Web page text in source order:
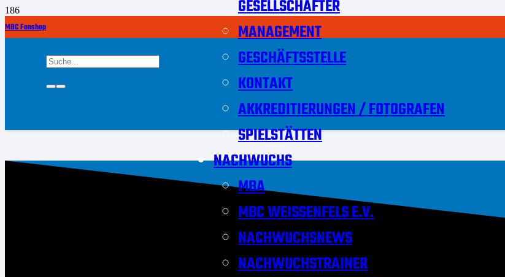
MBC Fanshop
GESELLSCHAFTER
MANAGEMENT
GESCHÄFTSSTELLE
KONTAKT
AKKREDITIERUNGEN / FOTOGRAFEN
SPIELSTÄTTEN
NACHWUCHS
MBA
MBC WEISSENFELS E.V.
NACHWUCHSNEWS
NACHWUCHSTRAINER